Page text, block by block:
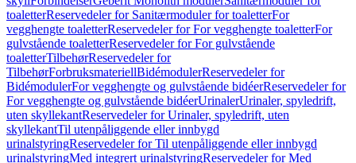
toaletterReservedeler for Sanitærmoduler for toaletterFor
vegghengte toaletterReservedeler for For vegghengte toaletterFor
gulvstående toaletterReservedeler for For gulvstående
toaletterTilbehørReservedeler for
TilbehørForbruksmateriellBidémodulerReservedeler for
BidémodulerFor vegghengte og gulvstående bidéerReservedeler for
For vegghengte og gulvstående bidéerUrinalerUrinaler, spyledrift,
uten skyllekantReservedeler for Urinaler, spyledrift, uten
skyllekantTil utenpåliggende eller innbygd
urinalstyringReservedeler for Til utenpåliggende eller innbygd
urinalstyringMed integrert urinalstyringReservedeler for Med